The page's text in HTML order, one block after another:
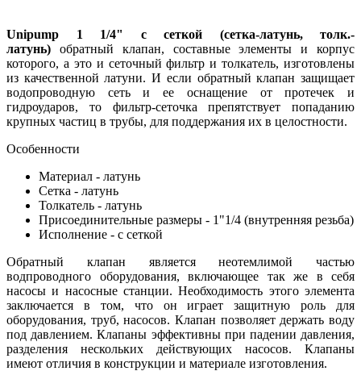
Unipump 1 1/4" с сеткой (сетка-латунь, толк.-
латунь) обратный клапан, составные элементы и корпус
которого, а это и сеточный фильтр и толкатель, изготовлены
из качественной латуни. И если обратный клапан защищает
водопроводную сеть и ее оснащение от протечек и
гидроударов, то фильтр-сеточка препятствует попаданию
крупных частиц в трубы, для поддержания их в целостности.
Особенности
Материал - латунь
Сетка - латунь
Толкатель - латунь
Присоединительные размеры - 1"1/4 (внутренняя резьба)
Исполнение - с сеткой
Обратный клапан является неотемлимой частью
водпроводного оборудования, включающее так же в себя
насосы и насосные станции. Необходимость этого элемента
заключается в том, что он играет защитную роль для
оборудования, труб, насосов. Клапан позволяет держать воду
под давлением. Клапаны эффективны при падении давления,
разделения нескольких действующих насосов. Клапаны
имеют отличия в конструкции и материале изготовления.